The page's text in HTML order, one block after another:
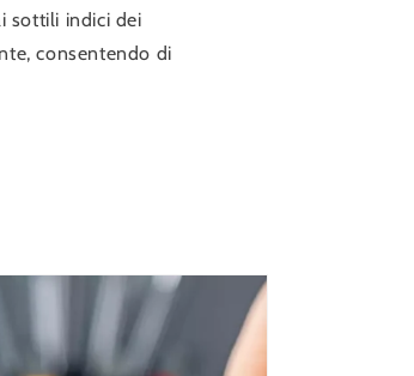
sottili indici dei
consentendo di